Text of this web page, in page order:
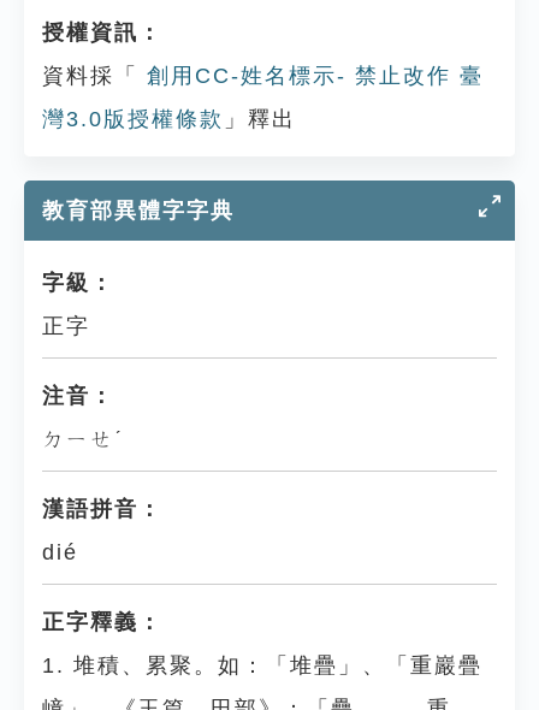
授權資訊：
資料採「
創用CC-姓名標示- 禁止改作 臺
灣3.0版授權條款 」釋出
教育部異體字字典
字級：
正字
注音：
ㄉㄧㄝˊ
漢語拼音：
dié
正字釋義：
1. 堆積、累聚。如：「堆疊」、「重巖疊